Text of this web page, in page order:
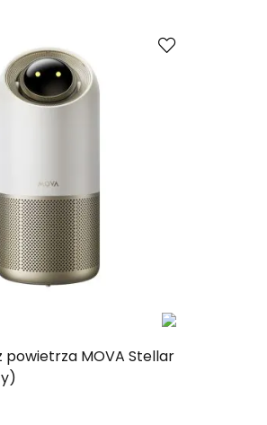
Porównaj
powietrza MOVA Stellar